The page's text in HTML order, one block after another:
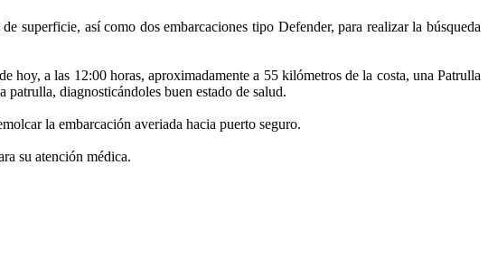
superficie, así como dos embarcaciones tipo Defender, para realizar la búsqueda
hoy, a las 12:00 horas, aproximadamente a 55 kilómetros de la costa, una Patrulla
diagnosticándoles buen estado de salud.
la embarcación averiada hacia puerto seguro.
su atención médica.